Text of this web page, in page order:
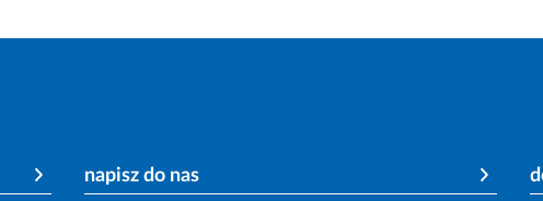
napisz do nas